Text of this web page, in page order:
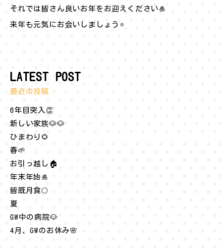
それでは皆さん良いお年をお迎えください🎍
来年も元気にお会いしましょう⭐️
LATEST POST
最近の投稿
6年目突入👏
新しい家族🐶🐶
ひまわり🌻
春🌱
お引っ越し🏠
年末年始🎍
皆既月食🌕
夏
GW中の病院🐶
4月、GWのお休み🌸